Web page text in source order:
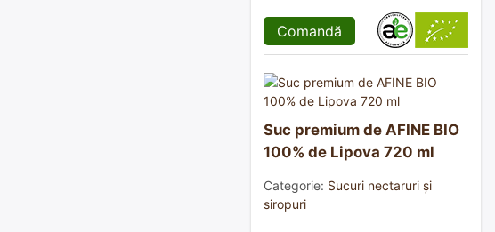
Comandă
Suc premium de AFINE BIO
100% de Lipova 720 ml
Categorie: Sucuri nectaruri și
siropuri